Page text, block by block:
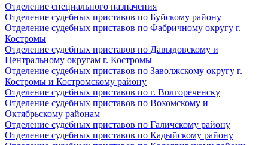
Отделение специального назначения
Отделение судебных приставов по Буйскому району
Отделение судебных приставов по Фабричному округу г.
Костромы
Отделение судебных приставов по Давыдовскому и
Центральному округам г. Костромы
Отделение судебных приставов по Заволжскому округу г.
Костромы и Костромскому району
Отделение судебных приставов по г. Волгореченску
Отделение судебных приставов по Вохомскому и
Октябрьскому районам
Отделение судебных приставов по Галичскому району
Отделение судебных приставов по Кадыйскому району